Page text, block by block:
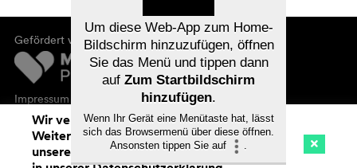
Gefördert von
Impressum
Datenschutz
Wir verwenden Cookies. Mit dem
Weitersurfen auf cinefile.ch stimmen Sie
unserer Cookie-Nutzung zu. Mehr Infos
Um diese Web-App zum Home-
Bildschirm hinzuzufügen, öffnen
Sie das Menü und tippen dann
auf Zum Startbildschirm
hinzufügen.
Wenn Ihr Gerät eine Menütaste hat, lässt
sich das Browsermenü über diese öffnen.
Ansonsten tippen Sie auf
.